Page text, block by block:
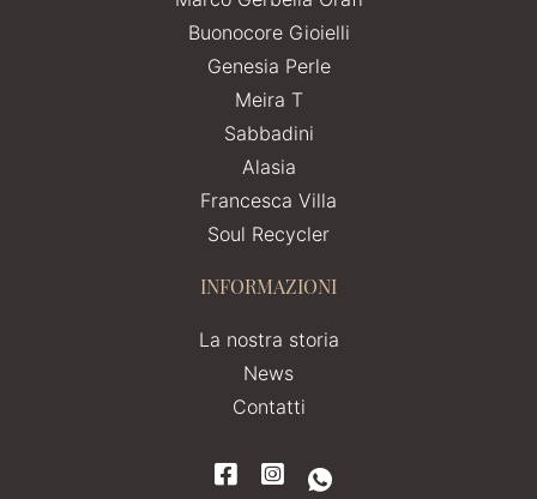
Buonocore Gioielli
Genesia Perle
Meira T
Sabbadini
Alasia
Francesca Villa
Soul Recycler
INFORMAZIONI
La nostra storia
News
Contatti